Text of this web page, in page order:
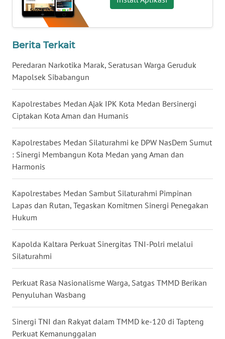
Berita Terkait
Peredaran Narkotika Marak, Seratusan Warga Geruduk
Mapolsek Sibabangun
Kapolrestabes Medan Ajak IPK Kota Medan Bersinergi
Ciptakan Kota Aman dan Humanis
Kapolrestabes Medan Silaturahmi ke DPW NasDem Sumut
: Sinergi Membangun Kota Medan yang Aman dan
Harmonis
Kapolrestabes Medan Sambut Silaturahmi Pimpinan
Lapas dan Rutan, Tegaskan Komitmen Sinergi Penegakan
Hukum
Kapolda Kaltara Perkuat Sinergitas TNI-Polri melalui
Silaturahmi
Perkuat Rasa Nasionalisme Warga, Satgas TMMD Berikan
Penyuluhan Wasbang
Sinergi TNI dan Rakyat dalam TMMD ke-120 di Tapteng
Perkuat Kemanunggalan
WN
KALSEL
KALTIM
SULSEL
WN
WN
SULUT
WN
MALUKU
WN
MALUT
WN
DAIRI